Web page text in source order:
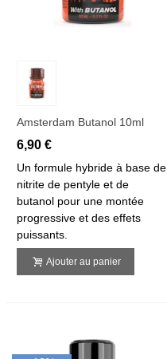
Amsterdam Butanol 10ml
6,90 €
Un formule hybride à base de
nitrite de pentyle et de
butanol pour une montée
progressive et des effets
puissants.
Ajouter au panier